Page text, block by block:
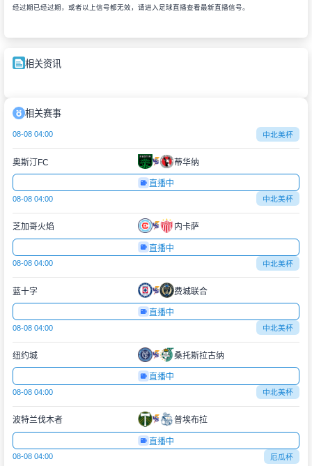
经过期已经过期，或者以上信号都无效，请进入足球直播查看最新直播信号。
相关资讯
相关赛事
08-08 04:00 中北美杯
奥斯汀FC 蒂华纳
直播中
08-08 04:00 中北美杯
芝加哥火焰 内卡萨
直播中
08-08 04:00 中北美杯
蓝十字 费城联合
直播中
08-08 04:00 中北美杯
纽约城 桑托斯拉古纳
直播中
08-08 04:00 中北美杯
波特兰伐木者 普埃布拉
直播中
08-08 04:00 厄瓜杯